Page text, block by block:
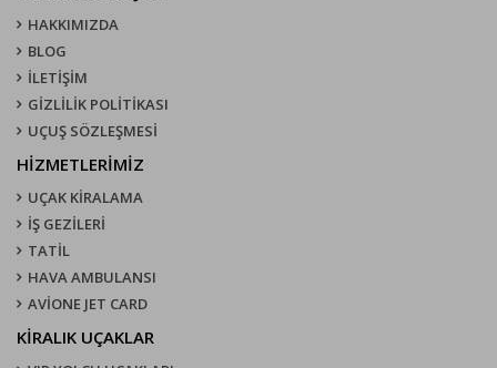
HAKKIMIZDA
BLOG
İLETİŞİM
GİZLİLİK POLİTİKASI
UÇUŞ SÖZLEŞMESI
HİZMETLERİMİZ
UÇAK KIRALAMA
İŞ GEZİLERİ
TATİL
HAVA AMBULANSI
AVİONE JET CARD
KIRALIK UÇAKLAR